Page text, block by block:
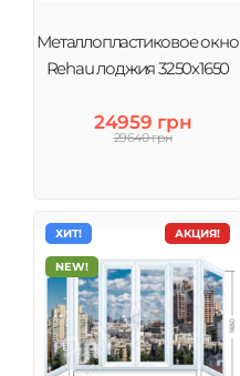
Металлопластиковое окно
Rehau лоджия 3250х1650
24959 грн
29640 грн
АКЦИЯ!
ХИТ!
NEW!